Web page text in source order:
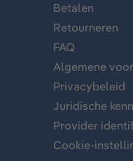
Betalen
Retourneren
FAQ
Algemene
Privacybeleid
Juridische
Provider
Cookie-